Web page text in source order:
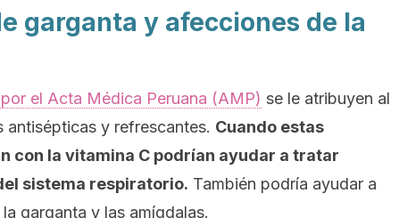
garganta y afecciones de la
el Acta Médica Peruana (AMP) se le atribuyen al
antisépticas y refrescantes. Cuando estas
con la vitamina C podrían ayudar a tratar
sistema respiratorio. También podría ayudar a
garganta y las amígdalas.